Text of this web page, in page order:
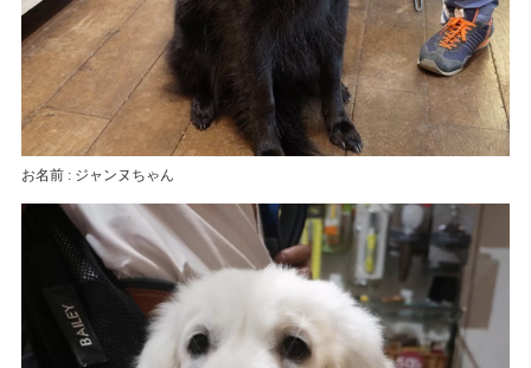
お名前 : ジャンヌちゃん